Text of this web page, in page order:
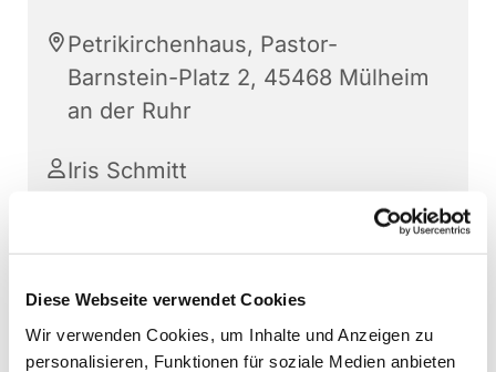
Diese Webseite verwendet Cookies
Wir verwenden Cookies, um Inhalte und Anzeigen zu
personalisieren, Funktionen für soziale Medien anbieten
Petrikirchenhaus, Pastor-
Barnstein-Platz 2, 45468 Mülheim
an der Ruhr
Iris Schmitt
Eingeladen sind spielfreudige "Profis" und
weitere kurzweilige Tischspiele.